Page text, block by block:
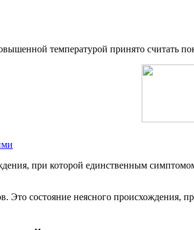
температурой принято считать
при которой единственным
Это состояние неясного происхождения,